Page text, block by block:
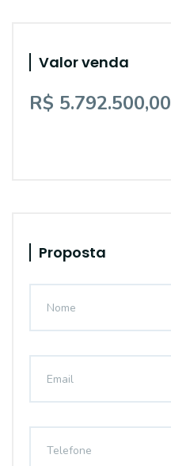
Valor venda
R$ 5.792.500,00
Proposta